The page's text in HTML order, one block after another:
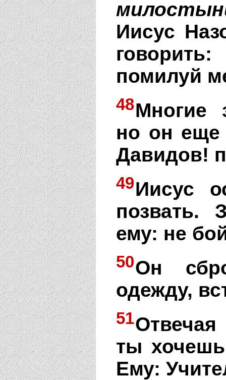
Иисус
помилуй
48Многие
но он еще
Давидов!
49Иисус
позвать.
ему: не
50Он
одежду,
51Отвечая
ты
Ему: